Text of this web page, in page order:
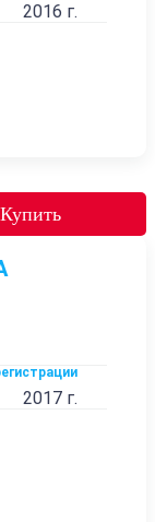
2016 г.
Купить
2017 г.